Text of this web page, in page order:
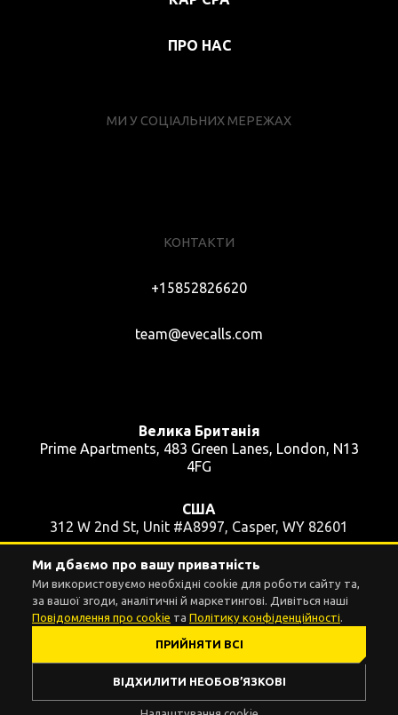
ПРО НАС
МИ У СОЦІАЛЬНИХ МЕРЕЖАХ
КОНТАКТИ
+15852826620
team@evecalls.com
Велика Британія
Prime Apartments, 483 Green Lanes, London, N13
4FG
США
312 W 2nd St, Unit #A8997, Casper, WY 82601
Україна
вул. Пушкінська, 39, кв. 48, Київ, 01004
Налаштування cookie
Ми дбаємо про вашу приватність
Ми використовуємо необхідні cookie для роботи сайту та,
за вашої згоди, аналітичні й маркетингові. Дивіться наші
Повідомлення про cookie та Політику конфіденційності.
ПРИЙНЯТИ ВСІ
ВІДХИЛИТИ НЕОБОВ’ЯЗКОВІ